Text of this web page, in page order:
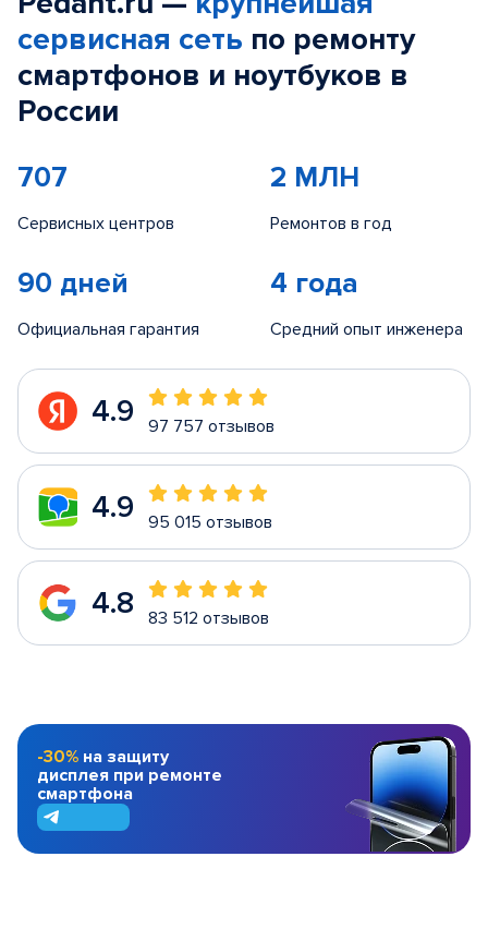
сервисная сеть по ремонту
смартфонов и ноутбуков в
России
707
Сервисных центров
2 МЛН
Ремонтов в год
90 дней
Официальная гарантия
4 года
Средний опыт инженера
4.9 97 757 отзывов
4.9 95 015 отзывов
4.8 83 512 отзывов
-30% на защиту
дисплея при ремонте
смартфона